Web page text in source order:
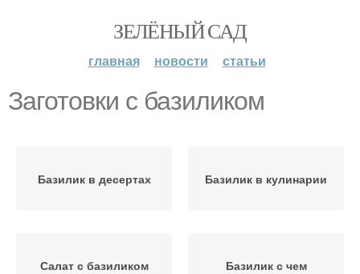
ЗЕЛЁНЫЙ САД
главная новости статьи
Заготовки с базиликом
Базилик в десертах Базилик в кулинарии
Салат с базиликом Базилик с чем